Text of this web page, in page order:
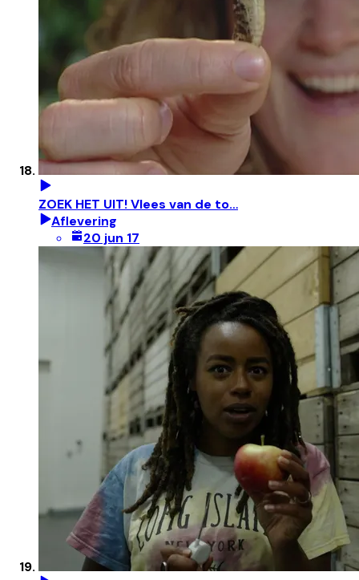
ZOEK HET UIT! Vlees van de to…
Aflevering
20 jun 17